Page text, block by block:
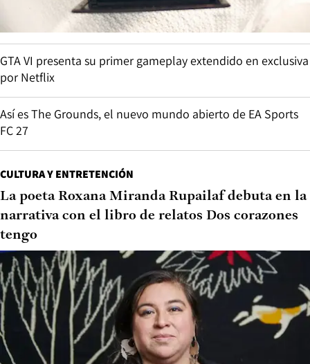
GTA VI presenta su primer gameplay extendido en exclusiva
por Netflix
Así es The Grounds, el nuevo mundo abierto de EA Sports
FC 27
CULTURA Y ENTRETENCIÓN
La poeta Roxana Miranda Rupailaf debuta en la
narrativa con el libro de relatos Dos corazones
tengo